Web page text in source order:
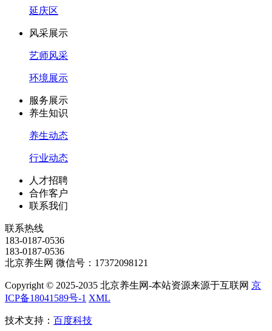
延庆区
风采展示
艺师风采
环境展示
服务展示
养生知识
养生动态
行业动态
人才招聘
合作客户
联系我们
联系热线
183-0187-0536
183-0187-0536
北京养生网 微信号：17372098121
Copyright © 2025-2035 北京养生网-本站资源来源于互联网 京
ICP备18041589号-1 XML
技术支持： 百度科技